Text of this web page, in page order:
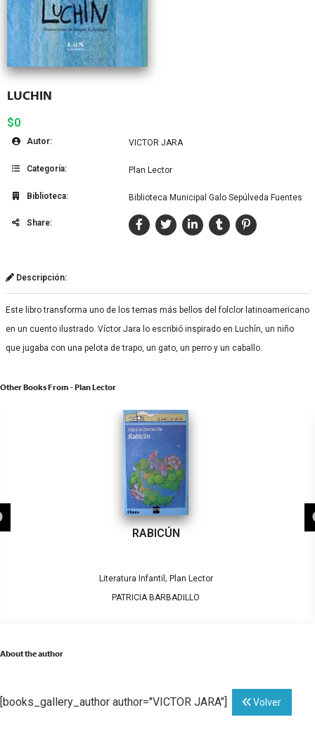
LUCHIN
$0
Autor: VICTOR JARA
Categoría: Plan Lector
Biblioteca: Biblioteca Municipal Galo Sepúlveda Fuentes
Share:
Descripción:
Este libro transforma uno de los temas más bellos del folclor latinoamericano
en un cuento ilustrado. Víctor Jara lo escribió inspirado en Luchín, un niño
que jugaba con una pelota de trapo, un gato, un perro y un caballo.
Other Books From - Plan Lector
RABICÚN
Literatura Infantil , Plan Lector
PATRICIA BARBADILLO
About the author
[books_gallery_author author="VICTOR JARA"] Volver